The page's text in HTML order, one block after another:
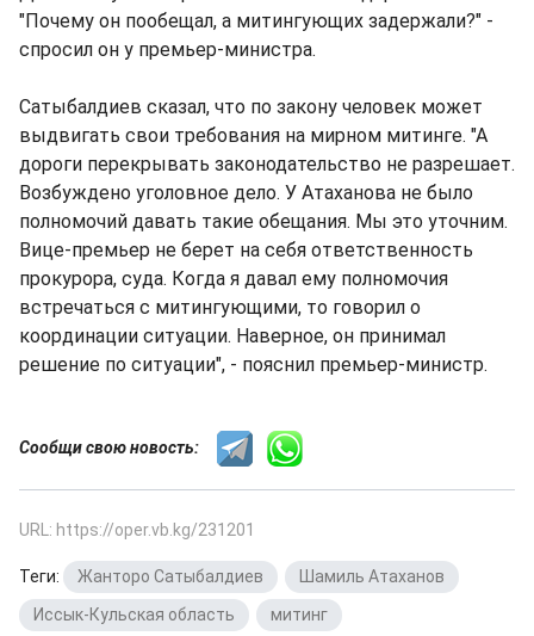
"Почему он пообещал, а митингующих задержали?" -
спросил он у премьер-министра.
Сатыбалдиев сказал, что по закону человек может
выдвигать свои требования на мирном митинге. "А
дороги перекрывать законодательство не разрешает.
Возбуждено уголовное дело. У Атаханова не было
полномочий давать такие обещания. Мы это уточним.
Вице-премьер не берет на себя ответственность
прокурора, суда. Когда я давал ему полномочия
встречаться с митингующими, то говорил о
координации ситуации. Наверное, он принимал
решение по ситуации", - пояснил премьер-министр.
Сообщи свою новость:
URL: https://oper.vb.kg/231201
Теги: Жанторо Сатыбалдиев Шамиль Атаханов
Иссык-Кульская область
митинг